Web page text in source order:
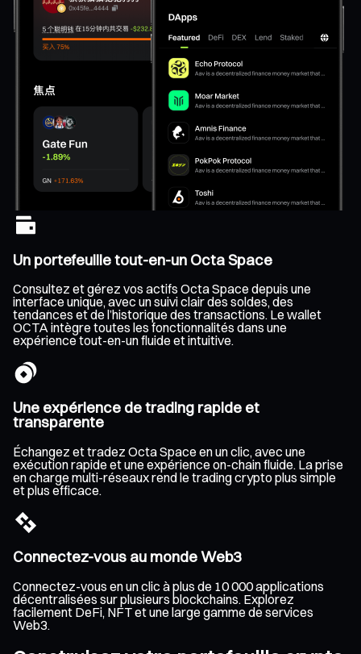
Un portefeuille tout-en-un Octa Space
Consultez et gérez vos actifs Octa Space depuis une
interface unique, avec un suivi clair des soldes, des
tendances et de l’historique des transactions. Le wallet
OCTA intègre toutes les fonctionnalités dans une
expérience tout-en-un fluide et intuitive.
Une expérience de trading rapide et
transparente
Échangez et tradez Octa Space en un clic, avec une
exécution rapide et une expérience on-chain fluide. La prise
en charge multi-réseaux rend le trading crypto plus simple
et plus efficace.
Connectez-vous au monde Web3
Connectez-vous en un clic à plus de 10 000 applications
décentralisées sur plusieurs blockchains. Explorez
facilement DeFi, NFT et une large gamme de services
Web3.